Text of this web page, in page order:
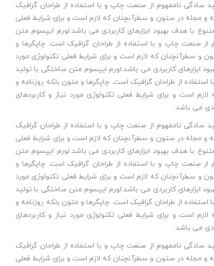
سادگی نامفهوم از صنعت چاپ و با استفاده از طراحان گرافیک
و مجله در ستون و سطرآنچنان که لازم است و برای شرایط فعلی
با هدف بهبود ابزارهای کاربردی می باشد.لورم ایپسوم متن
از صنعت چاپ و با استفاده از طراحان گرافیک است. چاپگرها و
و سطرآنچنان که لازم است و برای شرایط فعلی تکنولوژی مورد
ابزارهای کاربردی می باشد.لورم ایپسوم متن ساختگی با تولید
از طراحان گرافیک است. چاپگرها و متون بلکه روزنامه و
است و برای شرایط فعلی تکنولوژی مورد نیاز و کاربردهای
می باشد.
سادگی نامفهوم از صنعت چاپ و با استفاده از طراحان گرافیک
و مجله در ستون و سطرآنچنان که لازم است و برای شرایط فعلی
با هدف بهبود ابزارهای کاربردی می باشد.لورم ایپسوم متن
از صنعت چاپ و با استفاده از طراحان گرافیک است. چاپگرها و
و سطرآنچنان که لازم است و برای شرایط فعلی تکنولوژی مورد
ابزارهای کاربردی می باشد.لورم ایپسوم متن ساختگی با تولید
از طراحان گرافیک است. چاپگرها و متون بلکه روزنامه و
است و برای شرایط فعلی تکنولوژی مورد نیاز و کاربردهای
می باشد.
سادگی نامفهوم از صنعت چاپ و با استفاده از طراحان گرافیک
و مجله در ستون و سطرآنچنان که لازم است و برای شرایط فعلی